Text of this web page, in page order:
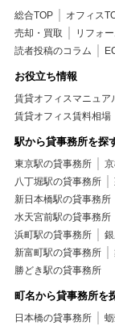
総合TOP オフィス
売却・買取
リフォ
読者投稿のコラム
お役立ち情報
賃貸オフィスマニュア
賃貸オフィス賃料相場
駅から貸事務所を探
東京駅の貸事務所
八丁堀駅の貸事務所
新日本橋駅の貸事務所
水天宮前駅の貸事務所
浜町駅の貸事務所
新富町駅の貸事務所
勝どき駅の貸事務所
町名から貸事務所を
日本橋の貸事務所